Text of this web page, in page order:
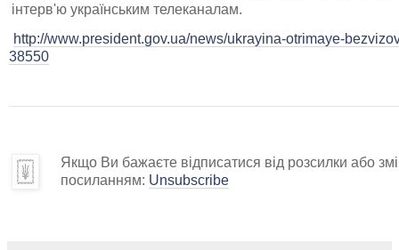
інтерв'ю українським телеканалам.
http://www.president.gov.ua/news/ukrayina-otrimaye-
38550
Якщо Ви бажаєте відписатися від розсилки або
посиланням: Unsubscribe